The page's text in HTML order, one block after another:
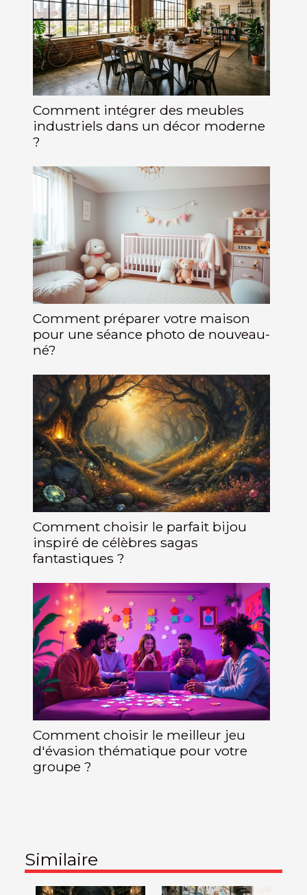
Comment intégrer des meubles
industriels dans un décor moderne
?
Comment préparer votre maison
pour une séance photo de nouveau-
né?
Comment choisir le parfait bijou
inspiré de célèbres sagas
fantastiques ?
Comment choisir le meilleur jeu
d'évasion thématique pour votre
groupe ?
Similaire